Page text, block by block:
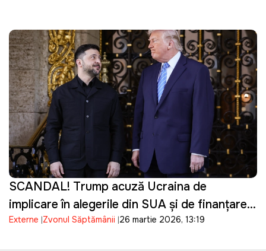
SCANDAL! Trump acuză Ucraina de
implicare în alegerile din SUA și de finanțarea
campaniei lui Biden
Externe Zvonul Săptămânii 26 martie 2026, 13:19